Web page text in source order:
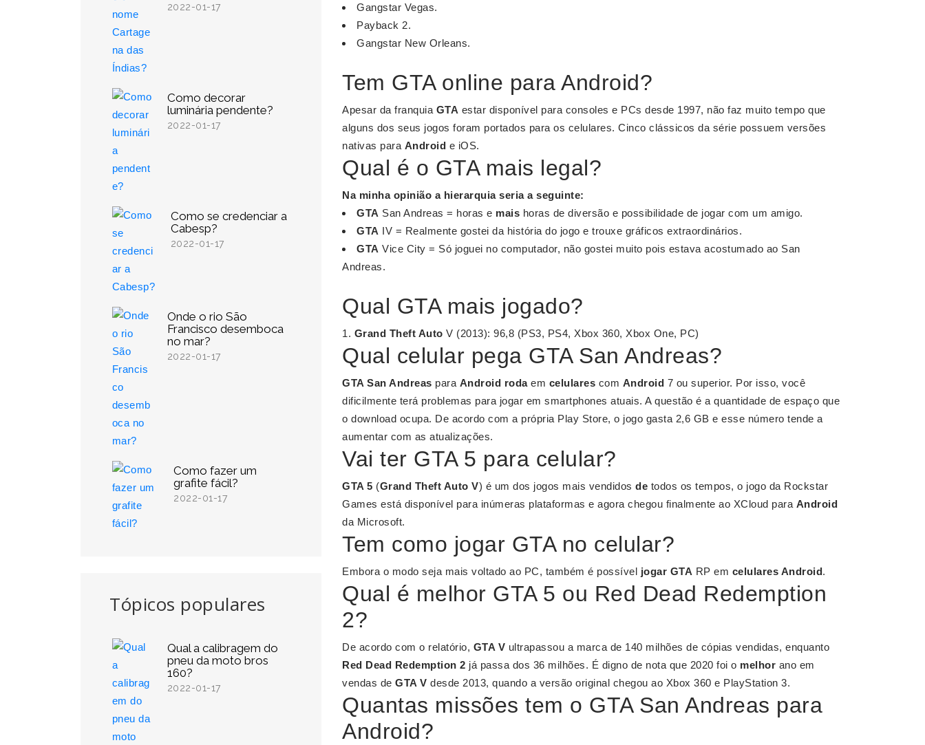
2022-01-17
Como decorar
luminária pendente?
2022-01-17
Como se credenciar a
Cabesp?
2022-01-17
Onde o rio São
Francisco desemboca
no mar?
2022-01-17
Como fazer um
grafite fácil?
2022-01-17
Tópicos populares
Qual a calibragem do
pneu da moto bros
160?
2022-01-17
Gangstar Vegas.
Payback 2.
Gangstar New Orleans.
Tem GTA online para Android?
Apesar da franquia GTA estar disponível para consoles e PCs desde 1997, não faz muito tempo que
alguns dos seus jogos foram portados para os celulares. Cinco clássicos da série possuem versões
nativas para Android e iOS.
Qual é o GTA mais legal?
Na minha opinião a hierarquia seria a seguinte:
GTA San Andreas = horas e mais horas de diversão e possibilidade de jogar com um amigo.
GTA IV = Realmente gostei da história do jogo e trouxe gráficos extraordinários.
GTA Vice City = Só joguei no computador, não gostei muito pois estava acostumado ao San
Andreas.
Qual GTA mais jogado?
1. Grand Theft Auto V (2013): 96,8 (PS3, PS4, Xbox 360, Xbox One, PC)
Qual celular pega GTA San Andreas?
GTA San Andreas para Android rodaem celulares com Android 7 ou superior. Por isso, você
dificilmente terá problemas para jogar em smartphones atuais. A questão é a quantidade de espaço que
o download ocupa. De acordo com a própria Play Store, o jogo gasta 2,6 GB e esse número tende a
aumentar com as atualizações.
Vai ter GTA 5 para celular?
GTA 5 (Grand Theft Auto V) é um dos jogos mais vendidos de todos os tempos, o jogo da Rockstar
Games está disponível para inúmeras plataformas e agora chegou finalmente ao XCloud para Android
da Microsoft.
Tem como jogar GTA no celular?
Embora o modo seja mais voltado ao PC, também é possível jogar GTA RP em celulares Android.
Qual é melhor GTA 5 ou Red Dead Redemption
2?
De acordo com o relatório, GTA V ultrapassou a marca de 140 milhões de cópias vendidas, enquanto
Red Dead Redemption 2 já passa dos 36 milhões. É digno de nota que 2020 foi o melhor ano em
vendas de GTA V desde 2013, quando a versão original chegou ao Xbox 360 e PlayStation 3.
Quantas missões tem o GTA San Andreas para
Android?